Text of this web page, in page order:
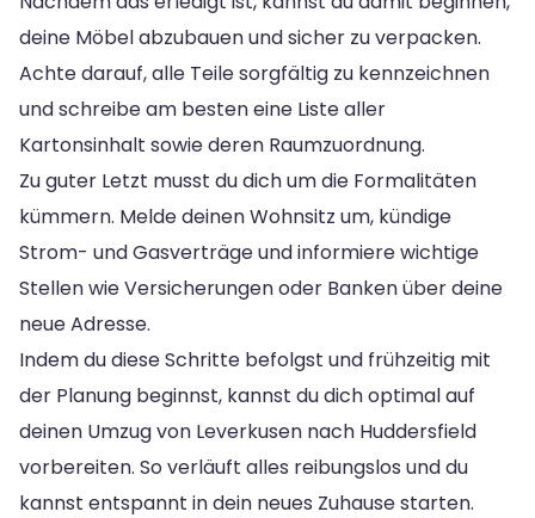
deine Möbel abzubauen und sicher zu verpacken.
Achte darauf, alle Teile sorgfältig zu kennzeichnen
und schreibe am besten eine Liste aller
Kartonsinhalt sowie deren Raumzuordnung.
Zu guter Letzt musst du dich um die Formalitäten
kümmern. Melde deinen Wohnsitz um, kündige
Strom- und Gasverträge und informiere wichtige
Stellen wie Versicherungen oder Banken über deine
neue Adresse.
Indem du diese Schritte befolgst und frühzeitig mit
der Planung beginnst, kannst du dich optimal auf
deinen Umzug von Leverkusen nach Huddersfield
vorbereiten. So verläuft alles reibungslos und du
kannst entspannt in dein neues Zuhause starten.